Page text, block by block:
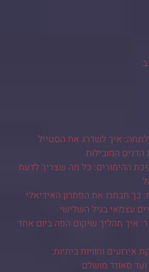
איך לשדרג את הסטייל
הדנים המובילות
ההימורים: כל מה שצריך לדעת
כך תבחרו את הפתרון האידיאלי
עצמאי בגיל השלישי
איך תהליך שיקום הפה ביום אחד
וחוויות ביתיות:
ועד סאונד מושלם